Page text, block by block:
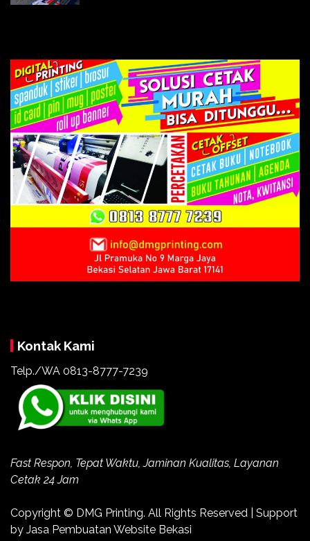
Kontak Kami
Telp./WA 0813-8777-7239
Fast Respon, Tepat Waktu, Jaminan Kualitas, Layanan
Cetak 24 Jam
Copyright © DMG Printing. All Rights Reserved | Support
by Jasa Pembuatan Website Bekasi